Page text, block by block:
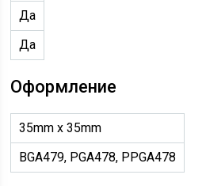
Да
Да
Оформление
35mm x 35mm
BGA479, PGA478, PPGA478